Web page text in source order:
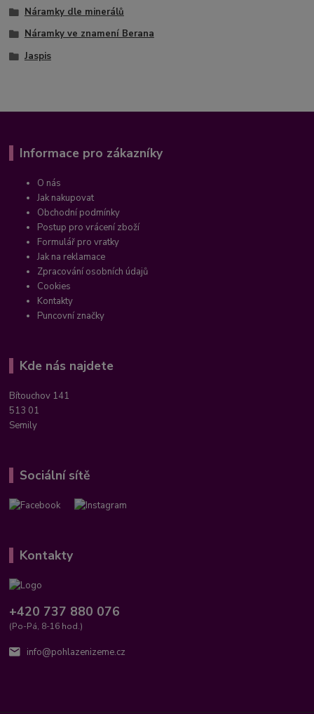
Náramky dle minerálů
Náramky ve znamení Berana
Jaspis
Informace pro zákazníky
O nás
Jak nakupovat
Obchodní podmínky
Postup pro vrácení zboží
Formulář pro vratky
Jak na reklamace
Zpracování osobních údajů
Cookies
Kontakty
Puncovní značky
Kde nás najdete
Bítouchov 141
513 01
Semily
Sociální sítě
Kontakty
+420 737 880 076
(Po-Pá, 8-16 hod.)
info@pohlazenizeme.cz